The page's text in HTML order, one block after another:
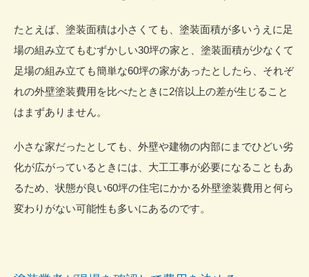
たとえば、塗装面積は小さくても、塗装面積が多いうえに足
場の組み立てもむずかしい30坪の家と、塗装面積が少なくて
足場の組み立ても簡単な60坪の家があったとしたら、それぞ
れの外壁塗装費用を比べたときに2倍以上の差が生じること
はまずありません。
小さな家だったとしても、外壁や建物の内部にまでひどい劣
化が広がっているときには、大工工事が必要になることもあ
るため、状態が良い60坪の住宅にかかる外壁塗装費用と何ら
変わりがない可能性も多いにあるのです。